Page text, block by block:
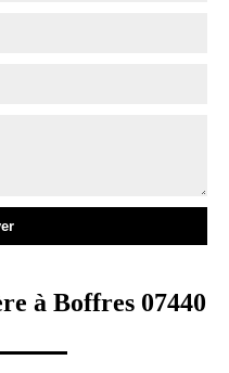
à Boffres 07440